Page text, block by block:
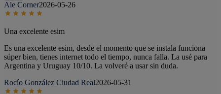
Ale Corner2026-05-26
Una excelente esim
Es una excelente esim, desde el momento que se instala funciona
súper bien, tienes internet todo el tiempo, nunca falla. La usé para
Argentina y Uruguay 10/10. La volveré a usar sin duda.
Rocío González Ciudad Real2026-05-31